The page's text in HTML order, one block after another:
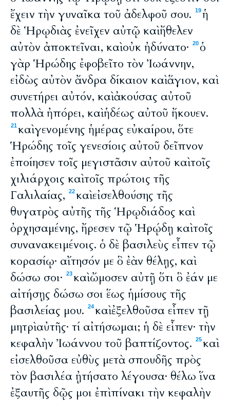
ἔχειν τὴν γυναῖκα τοῦ ἀδελφοῦ σου.
19ἡ
δὲ Ἡρῳδιὰς ἐνεῖχεν αὐτῷ καὶ ἤθελεν
αὐτὸν ἀποκτεῖναι, καὶ οὐκ ἠδύνατο·
20ὁ
γὰρ Ἡρώδης ἐφοβεῖτο τὸν Ἰωάννην,
εἰδὼς αὐτὸν ἄνδρα δίκαιον καὶ ἅγιον, καὶ
συνετήρει αὐτόν, καὶ ἀκούσας αὐτοῦ
πολλὰ ἠπόρει, καὶ ἡδέως αὐτοῦ ἤκουεν.
21καὶ γενομένης ἡμέρας εὐκαίρου, ὅτε
Ἡρώδης τοῖς γενεσίοις αὐτοῦ δεῖπνον
ἐποίησεν τοῖς μεγιστᾶσιν αὐτοῦ καὶ τοῖς
χιλιάρχοις καὶ τοῖς πρώτοις τῆς
Γαλιλαίας,
22καὶ εἰσελθούσης τῆς
θυγατρὸς αὐτῆς τῆς Ἡρῳδιάδος καὶ
ὀρχησαμένης, ἤρεσεν τῷ Ἡρῴδῃ καὶ τοῖς
συνανακειμένοις. ὁ δὲ βασιλεὺς εἶπεν τῷ
κορασίῳ· αἴτησόν με ὃ ἐὰν θέλῃς, καὶ
δώσω σοι·
23καὶ ὤμοσεν αὐτῇ ὅτι ὃ ἐάν με
αἰτήσῃς δώσω σοι ἕως ἡμίσους τῆς
βασιλείας μου.
24καὶ ἐξελθοῦσα εἶπεν τῇ
μητρὶ αὐτῆς· τί αἰτήσωμαι; ἡ δὲ εἶπεν· τὴν
κεφαλὴν Ἰωάννου τοῦ βαπτίζοντος.
25καὶ
εἰσελθοῦσα εὐθὺς μετὰ σπουδῆς πρὸς
τὸν βασιλέα ᾐτήσατο λέγουσα· θέλω ἵνα
ἐξαυτῆς δῷς μοι ἐπὶ πίνακι τὴν κεφαλὴν